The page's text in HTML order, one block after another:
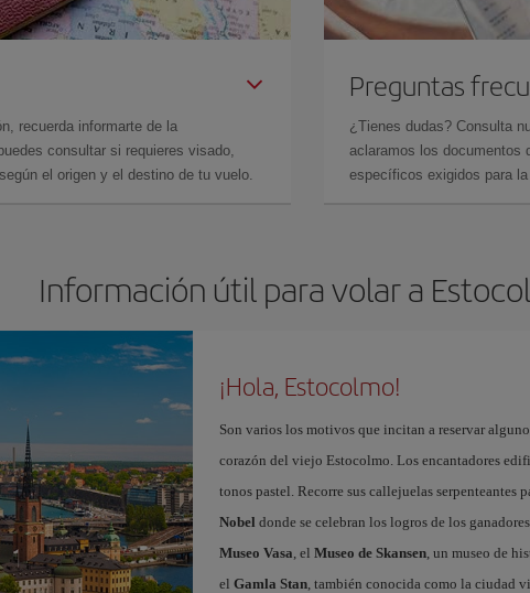
recuerda informarte de la
consultar si requieres visado,
el origen y el destino de tu vuelo.
Preguntas
¿Tienes dudas? Consulta
aclaramos los documentos
específicos exigidos para
Información útil para volar a
¡Hola, Estocolmo!
Son varios los motivos que incitan a reservar
corazón del viejo Estocolmo. Los encantadores
tonos pastel. Recorre sus callejuelas serpenteantes
Nobel donde se celebran los logros de los
Museo Vasa, el Museo de Skansen, un museo de
el Gamla Stan, también conocida como la ciudad